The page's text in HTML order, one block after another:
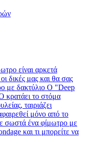
είναι αρκετά
δικές μας και θα σας
με δακτύλιο Ο "Deep
κρατάει το στόμα
ταιριάζει
μόνο από το
σωστά ένα φίμωτρο με
και τι μπορείτε να